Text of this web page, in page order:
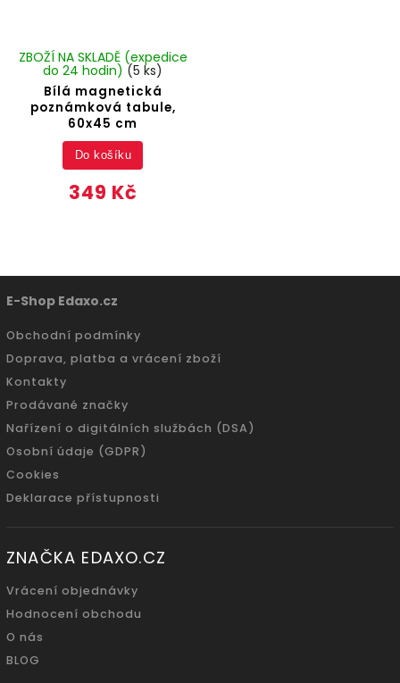
Bílá magnetická
poznámková tabule,
60x45 cm
ZBOŽÍ NA SKLADĚ (expedice
do 24 hodin) (5 ks)
349 Kč
Do košíku
E-Shop Edaxo.cz
Obchodní podmínky
Doprava, platba a vrácení zboží
Kontakty
Prodávané značky
Nařízení o digitálních službách (DSA)
Osobní údaje (GDPR)
Cookies
Deklarace přístupnosti
ZNAČKA EDAXO.CZ
Vrácení objednávky
Hodnocení obchodu
O nás
BLOG